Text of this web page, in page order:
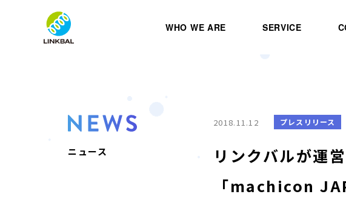
WHO WE ARE SERVICE
ニュース
2018.11.12 プレスリリース
リンクバルが運
「machicon